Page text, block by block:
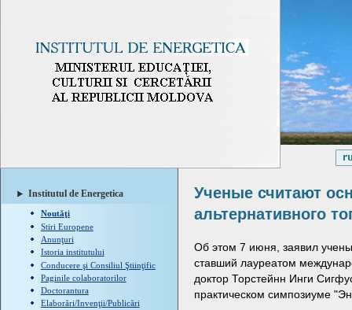
Institutul de Energetica
Noutăţi
Stiri Europene
Anunţuri
Istoria institutului
Conducere şi Consiliul Ştiinţific
Paginile colaboratorilor
Doctorantura
Elaborări/Invenţii/Publicări
Ученые считают
альтернативного
Об этом 7 июня, заявил
ставший лауреатом
доктор Торстейнн Инги
практическом симпозиуме